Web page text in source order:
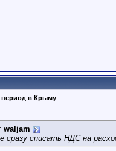
в Крыму
waljam
сразу списать НДС на